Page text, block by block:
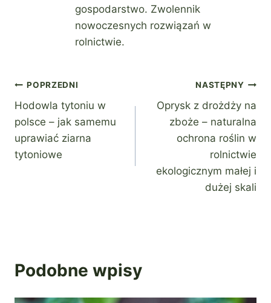
gospodarstwo. Zwolennik
nowoczesnych rozwiązań w
rolnictwie.
Nawigacja
wpisu
POPRZEDNI
Hodowla tytoniu w
polsce – jak samemu
uprawiać ziarna
tytoniowe
NASTĘPNY
Oprysk z drożdży na
zboże – naturalna
ochrona roślin w
rolnictwie
ekologicznym małej i
dużej skali
Podobne wpisy